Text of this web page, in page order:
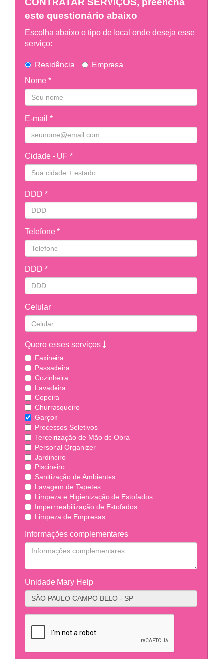
CONTRATAR SERVIÇOS, preencha
este questionário abaixo
Escolha abaixo o tipo de local onde deseja esse
serviço:
Residência
Empresa
Nome *
E-mail *
Cidade - UF *
DDD *
Telefone *
DDD *
Celular
Quero esses serviços
Faxineira
Passadeira
Cozinheira
Lavadeira
Copeira
Churrasqueiro
Garçon
Processos Seletivos
Terceirização de Mão de Obra
Personal Organizer
Jardineiro
Piscineiro
Sanitização de Ambientes
Lavagem de Tapetes
Limpeza e Higienização de Estofados
Impermeabilização de Estofados
Limpeza de Empresas
Informações complementares
Unidade Mary Help